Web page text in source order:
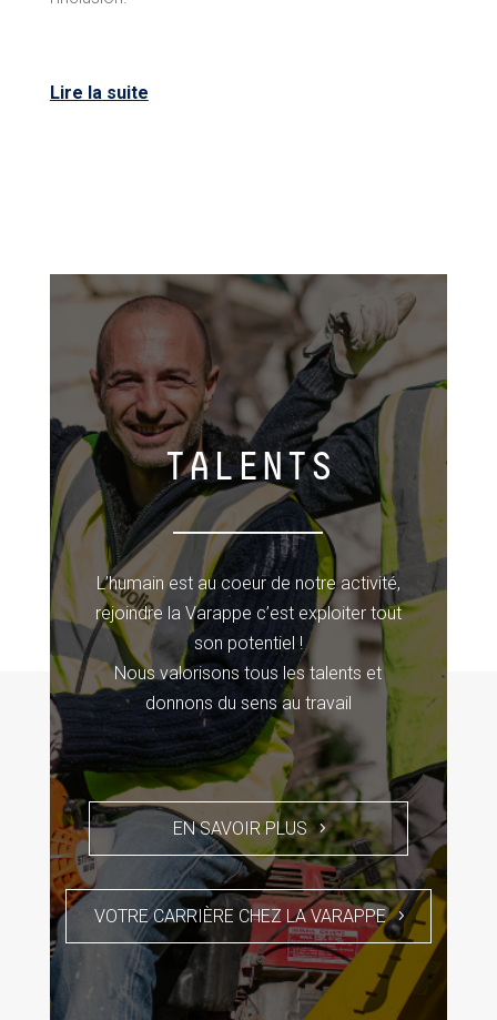
Lire la suite
TALENTS
L’humain est au coeur de notre activité,
rejoindre la Varappe c’est exploiter tout
son potentiel !
Nous valorisons tous les talents et
donnons du sens au travail
EN SAVOIR PLUS
VOTRE CARRIÈRE CHEZ LA VARAPPE